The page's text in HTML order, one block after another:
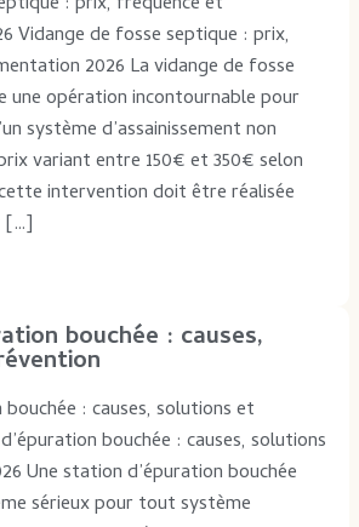
Vidange de fosse septique : prix,
2026 La vidange de fosse
une opération incontournable pour
système d’assainissement non
variant entre 150€ et 350€ selon
intervention doit être réalisée
[…]
bouchée : causes,
: causes, solutions et
bouchée : causes, solutions
Une station d’épuration bouchée
sérieux pour tout système